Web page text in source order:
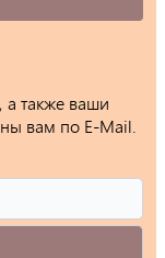
а также ваши
вам по E-Mail.